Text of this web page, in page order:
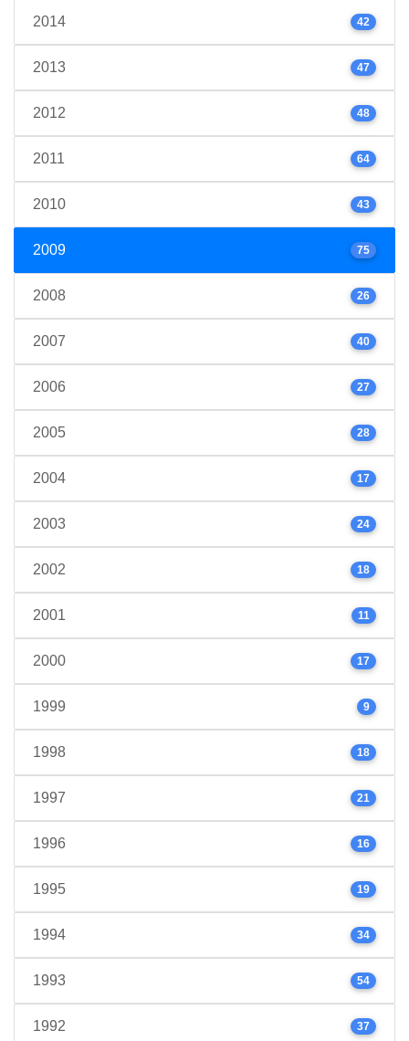
2014 42
2013 47
2012 48
2011 64
2010 43
2009 75
2008 26
2007 40
2006 27
2005 28
2004 17
2003 24
2002 18
2001 11
2000 17
1999 9
1998 18
1997 21
1996 16
1995 19
1994 34
1993 54
1992 37